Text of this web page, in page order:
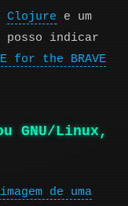
Clojure e um
posso indicar
for the BRAVE
GNU/Linux,
de uma